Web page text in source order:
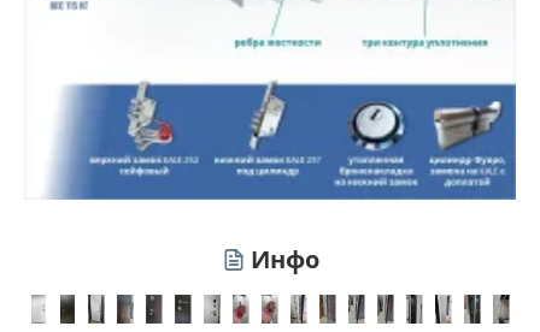
Инфо